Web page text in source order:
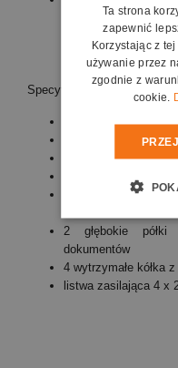
dydaktycznych
Specyfikacja:
wysokość
wym. blatu: 1516 x
wykonanie: płyta z
2 szafki zamykane
2 szafki
2 głębokie półki
dokumentów
4 wytrzymałe kółka
listwa zasilająca 4 x
Ta strona
zapewnić
Korzystając z
używanie przez
zgodnie z
cookie.